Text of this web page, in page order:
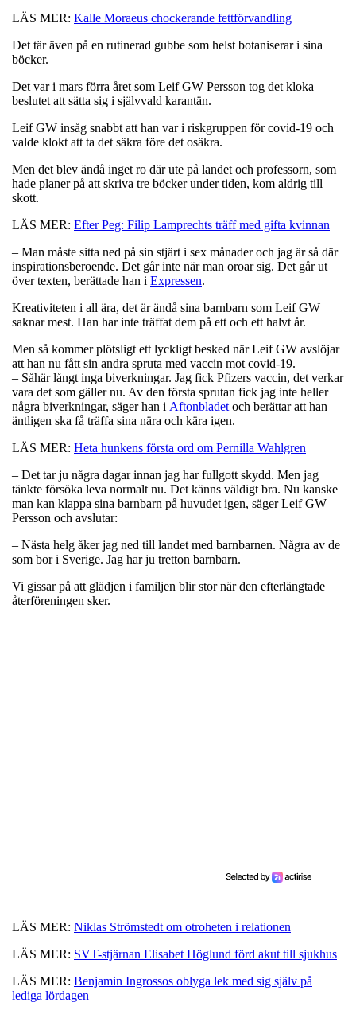
LÄS MER: Kalle Moraeus chockerande fettförvandling
Det tär även på en rutinerad gubbe som helst botaniserar i sina
böcker.
Det var i mars förra året som Leif GW Persson tog det kloka
beslutet att sätta sig i självvald karantän.
Leif GW insåg snabbt att han var i riskgruppen för covid-19 och
valde klokt att ta det säkra före det osäkra.
Men det blev ändå inget ro där ute på landet och professorn, som
hade planer på att skriva tre böcker under tiden, kom aldrig till
skott.
LÄS MER: Efter Peg: Filip Lamprechts träff med gifta kvinnan
– Man måste sitta ned på sin stjärt i sex månader och jag är så där
inspirationsberoende. Det går inte när man oroar sig. Det går ut
över texten, berättade han i Expressen.
Kreativiteten i all ära, det är ändå sina barnbarn som Leif GW
saknar mest. Han har inte träffat dem på ett och ett halvt år.
Men så kommer plötsligt ett lyckligt besked när Leif GW avslöjar
att han nu fått sin andra spruta med vaccin mot covid-19.
– Såhär långt inga biverkningar. Jag fick Pfizers vaccin, det verkar
vara det som gäller nu. Av den första sprutan fick jag inte heller
några biverkningar, säger han i Aftonbladet och berättar att han
äntligen ska få träffa sina nära och kära igen.
LÄS MER: Heta hunkens första ord om Pernilla Wahlgren
– Det tar ju några dagar innan jag har fullgott skydd. Men jag
tänkte försöka leva normalt nu. Det känns väldigt bra. Nu kanske
man kan klappa sina barnbarn på huvudet igen, säger Leif GW
Persson och avslutar:
– Nästa helg åker jag ned till landet med barnbarnen. Några av de
som bor i Sverige. Jag har ju tretton barnbarn.
Vi gissar på att glädjen i familjen blir stor när den efterlängtade
återföreningen sker.
LÄS MER: Niklas Strömstedt om otroheten i relationen
LÄS MER: SVT-stjärnan Elisabet Höglund förd akut till sjukhus
LÄS MER: Benjamin Ingrossos oblyga lek med sig själv på
lediga lördagen